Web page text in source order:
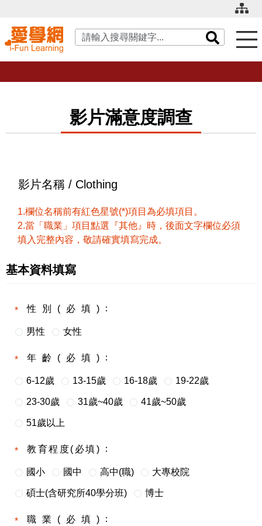
關鍵字搜尋
影片滿意度調查
影片名稱 / Clothing
1.欄位名稱前有紅色星號(*)項目為必填項目。
2.當「職業」項目點選『其他』時，後面文字欄位必須
填入完整內容，敬請確實填寫完成。
基本資料填寫
性別(必填)
男性 女性
年齡(必填)
6-12歲 13-15歲 16-18歲 19-22歲
23-30歲 31歲~40歲 41歲~50歲
51歲以上
教育程度(必填)
國小 國中 高中(職) 大專校院
碩士(含研究所40學分班) 博士
職業(必填)